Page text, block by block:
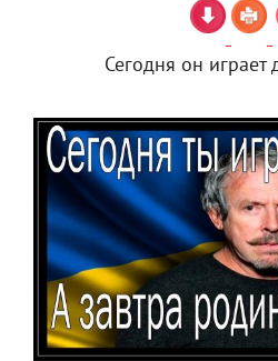
Сегодня он играет